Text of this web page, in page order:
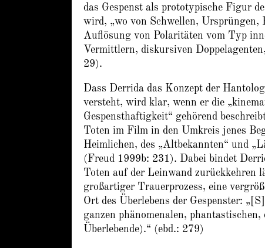
das Gespenst als prototypische Figur
wird, „wo von Schwellen, Ursprüngen,
Auflösung von Polaritäten vom Typ
Vermittlern, diskursiven
29).
Dass Derrida das Konzept der
versteht, wird klar, wenn er die
Gespensthaftigkeit“ gehörend
Toten im Film in den Umkreis jenes
Heimlichen, des „Altbekannten“ und
(Freud 1999b: 231). Dabei bindet
Toten auf der Leinwand zurückkehren
großartiger Trauerprozess, eine
Ort des Überlebens der Gespenster:
ganzen phänomenalen,
Überlebende).“ (ebd.: 279)